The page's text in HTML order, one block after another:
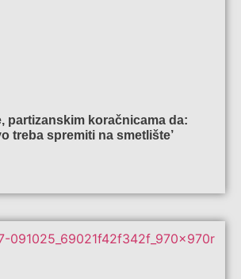
partizanskim koračnicama da:
treba spremiti na smetlište’